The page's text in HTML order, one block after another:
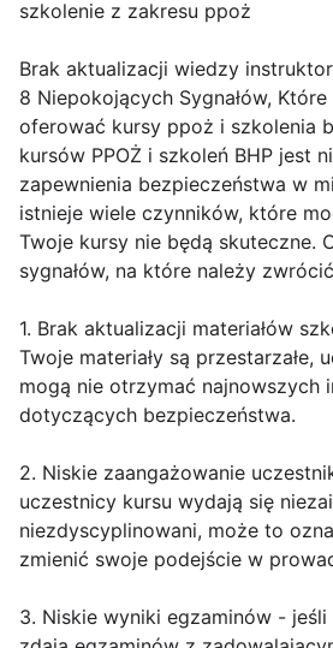
szkolenie z zakresu ppoż
Brak aktualizacji wiedzy
8 Niepokojących Sygnałów,
oferować kursy ppoż i szkolenia
kursów PPOŻ i szkoleń BHP jest
zapewnienia bezpieczeństwa w
istnieje wiele czynników, które
Twoje kursy nie będą skuteczne.
sygnałów, na które należy
1. Brak aktualizacji materiałów
Twoje materiały są przestarzałe,
mogą nie otrzymać najnowszych
dotyczących bezpieczeństwa.
2. Niskie zaangażowanie
uczestnicy kursu wydają się
niezdyscyplinowani, może to
zmienić swoje podejście w
3. Niskie wyniki egzaminów -